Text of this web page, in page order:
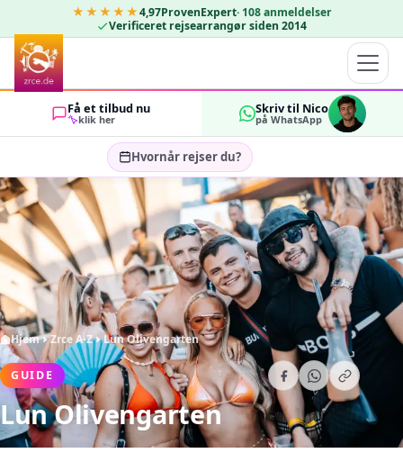
★★★★★4,97ProvenExpert· 108 anmeldelser
Verificeret rejsearrangør siden 2014
Få et tilbud nu
klik her
Skriv til Nico
på WhatsApp
Hvornår rejser du?
Vælg rejsedatoer…
GÆSTER
2 OK
Hjem Zrce A-Z Lun Olivengarten
GUIDE
Lun Olivengarten